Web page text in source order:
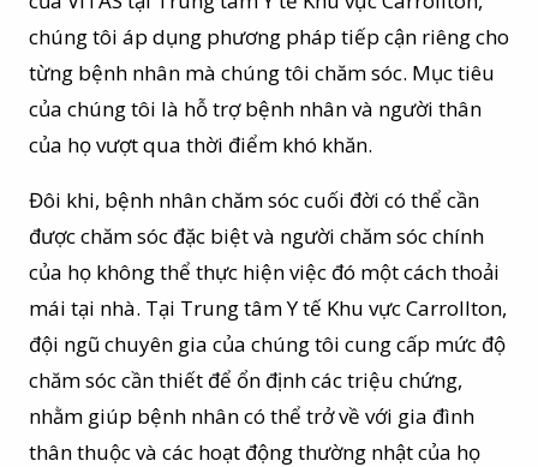
chúng tôi áp dụng phương pháp tiếp cận riêng cho
từng bệnh nhân mà chúng tôi chăm sóc. Mục tiêu
của chúng tôi là hỗ trợ bệnh nhân và người thân
của họ vượt qua thời điểm khó khăn.
Đôi khi, bệnh nhân chăm sóc cuối đời có thể cần
được chăm sóc đặc biệt và người chăm sóc chính
của họ không thể thực hiện việc đó một cách thoải
mái tại nhà. Tại Trung tâm Y tế Khu vực Carrollton,
đội ngũ chuyên gia của chúng tôi cung cấp mức độ
chăm sóc cần thiết để ổn định các triệu chứng,
nhằm giúp bệnh nhân có thể trở về với gia đình
thân thuộc và các hoạt động thường nhật của họ